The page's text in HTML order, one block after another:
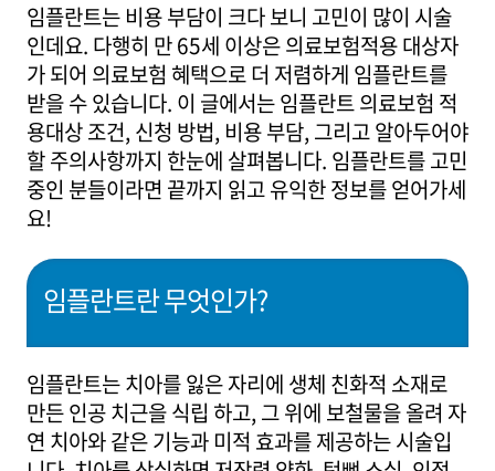
임플란트는 비용 부담이 크다 보니 고민이 많이 시술
인데요. 다행히 만 65세 이상은 의료보험적용 대상자
가 되어 의료보험 혜택으로 더 저렴하게 임플란트를
받을 수 있습니다. 이 글에서는 임플란트 의료보험 적
용대상 조건, 신청 방법, 비용 부담, 그리고 알아두어야
할 주의사항까지 한눈에 살펴봅니다. 임플란트를 고민
중인 분들이라면 끝까지 읽고 유익한 정보를 얻어가세
요!
임플란트란 무엇인가?
임플란트는 치아를 잃은 자리에 생체 친화적 소재로
만든 인공 치근을 식립 하고, 그 위에 보철물을 올려 자
연 치아와 같은 기능과 미적 효과를 제공하는 시술입